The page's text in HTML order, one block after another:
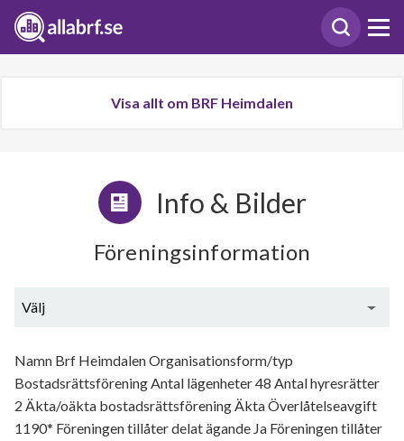
Visa allt om BRF Heimdalen
Info & Bilder
Föreningsinformation
Välj
Namn Brf Heimdalen Organisationsform/typ
Bostadsrättsförening Antal lägenheter 48 Antal hyresrätter
2 Äkta/oäkta bostadsrättsförening Äkta Överlåtelseavgift
1190* Föreningen tillåter delat ägande Ja Föreningen tillåter